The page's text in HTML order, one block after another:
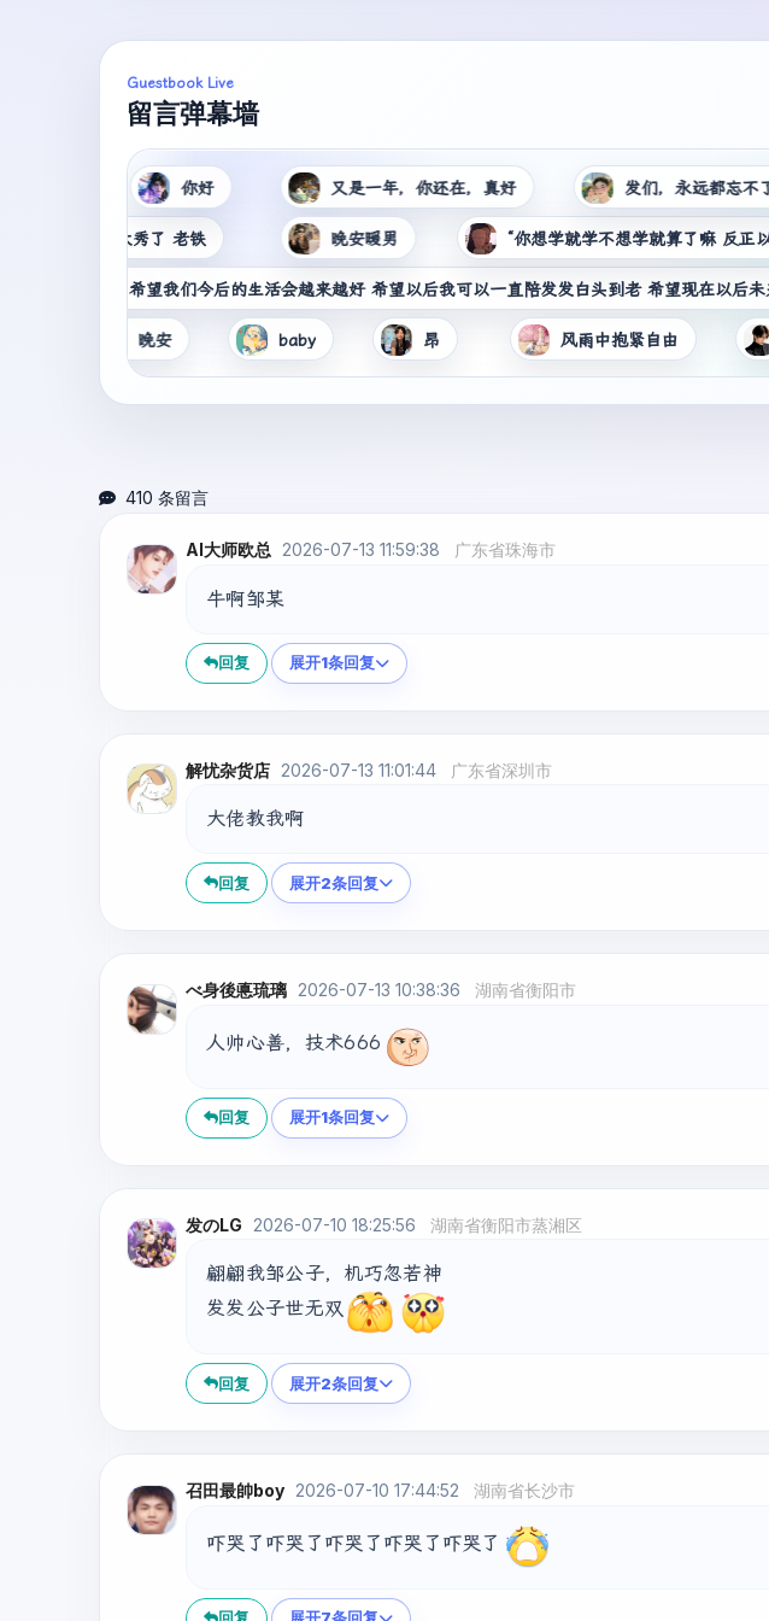
Guestbook Live
留言弹幕墙
太秀了 老铁
人 baby
又是一年，你还在，真好
晚安暖男
渔
“你想学就学不想学就算了嘛 反正以后是我
风雨中抱紧自由
K 发们，永远都忘不了粽子节
分享了
410 条留言
AI大师欧总 2026-07-13 11:59:38 广东省珠海市
牛啊邹某
回复 展开1条回复
解忧杂货店 2026-07-13 11:01:44 广东省深圳市
大佬教我啊
回复 展开2条回复
べ身後悳琉璃 2026-07-13 10:38:36 湖南省衡阳市
人帅心善，技术666
回复 展开1条回复
发のLG 2026-07-10 18:25:56 湖南省衡阳市蒸湘区
翩翩我邹公子，机巧忽若神
发发公子世无双
回复 展开2条回复
召田最帥boy 2026-07-10 17:44:52 湖南省长沙市
吓哭了吓哭了吓哭了吓哭了吓哭了